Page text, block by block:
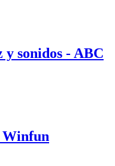
y sonidos - ABC